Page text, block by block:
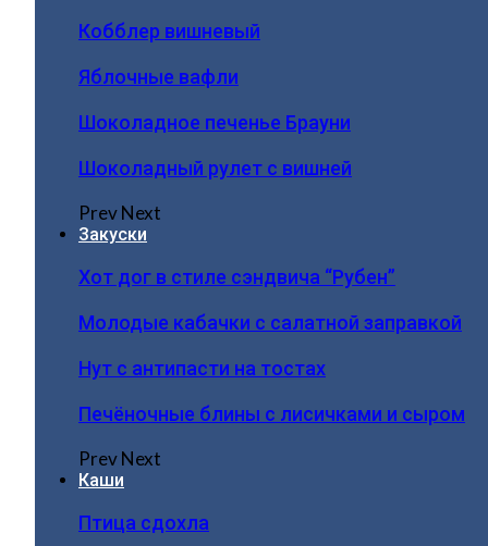
Кобблер вишневый
Яблочные вафли
Шоколадное печенье Брауни
Шоколадный рулет с вишней
PrevNext
Закуски
Хот дог в стиле сэндвича “Рубен”
Молодые кабачки с салатной заправкой
Нут с антипасти на тостах
Печёночные блины с лисичками и сыром
PrevNext
Каши
Птица сдохла